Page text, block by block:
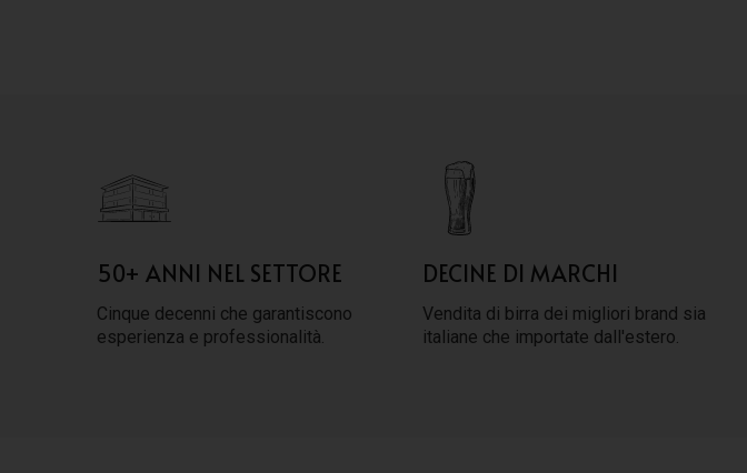
50+ ANNI NEL SETTORE
Cinque decenni che garantiscono
esperienza e professionalità.
DECINE DI MARCHI
Vendita di birra dei migliori brand sia
italiane che importate dall'estero.